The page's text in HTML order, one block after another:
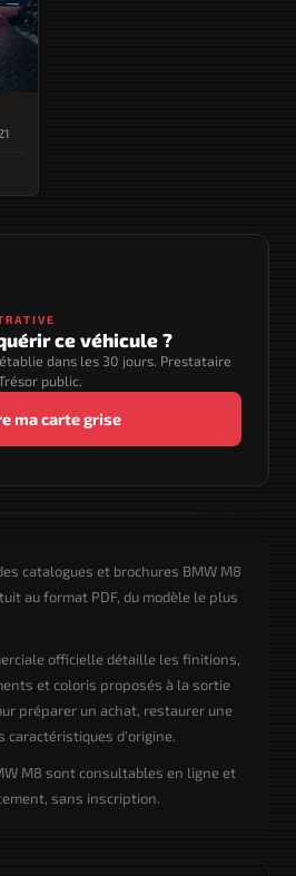
ce véhicule ?
dans les 30 jours. Prestataire
public.
ma carte grise
catalogues et brochures BMW M8
au format PDF, du modèle le plus
officielle détaille les finitions,
et coloris proposés à la sortie
préparer un achat, restaurer une
caractéristiques d'origine.
M8 sont consultables en ligne et
sans inscription.